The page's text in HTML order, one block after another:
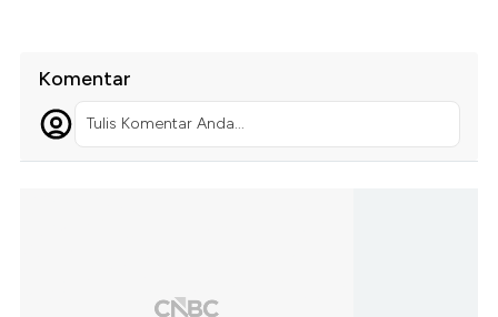
Komentar
Tulis Komentar Anda...